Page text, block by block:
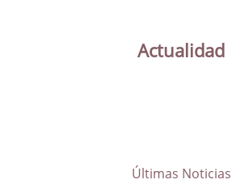
Actualidad
Últimas Noticias